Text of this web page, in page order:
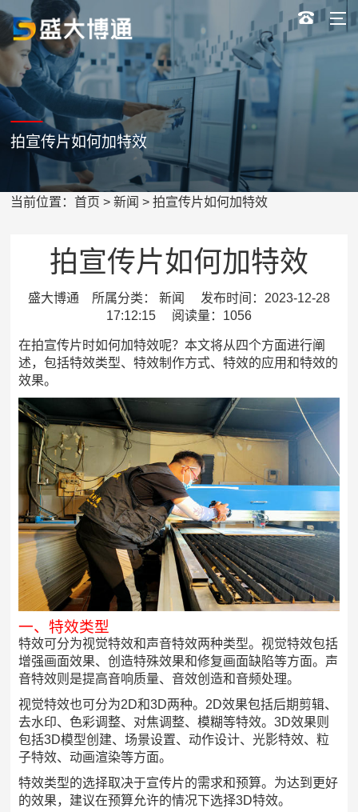
拍宣传片如何加特效
当前位置：首页 >新闻 > 拍宣传片如何加特效
拍宣传片如何加特效
盛大博通 所属分类： 新闻 发布时间：2023-12-28
17:12:15 阅读量：1056
在拍宣传片时如何加特效呢？本文将从四个方面进行阐
述，包括特效类型、特效制作方式、特效的应用和特效的
效果。
一、特效类型
特效可分为视觉特效和声音特效两种类型。视觉特效包括
增强画面效果、创造特殊效果和修复画面缺陷等方面。声
音特效则是提高音响质量、音效创造和音频处理。
视觉特效也可分为2D和3D两种。2D效果包括后期剪辑、
去水印、色彩调整、对焦调整、模糊等特效。3D效果则
包括3D模型创建、场景设置、动作设计、光影特效、粒
子特效、动画渲染等方面。
特效类型的选择取决于宣传片的需求和预算。为达到更好
的效果，建议在预算允许的情况下选择3D特效。